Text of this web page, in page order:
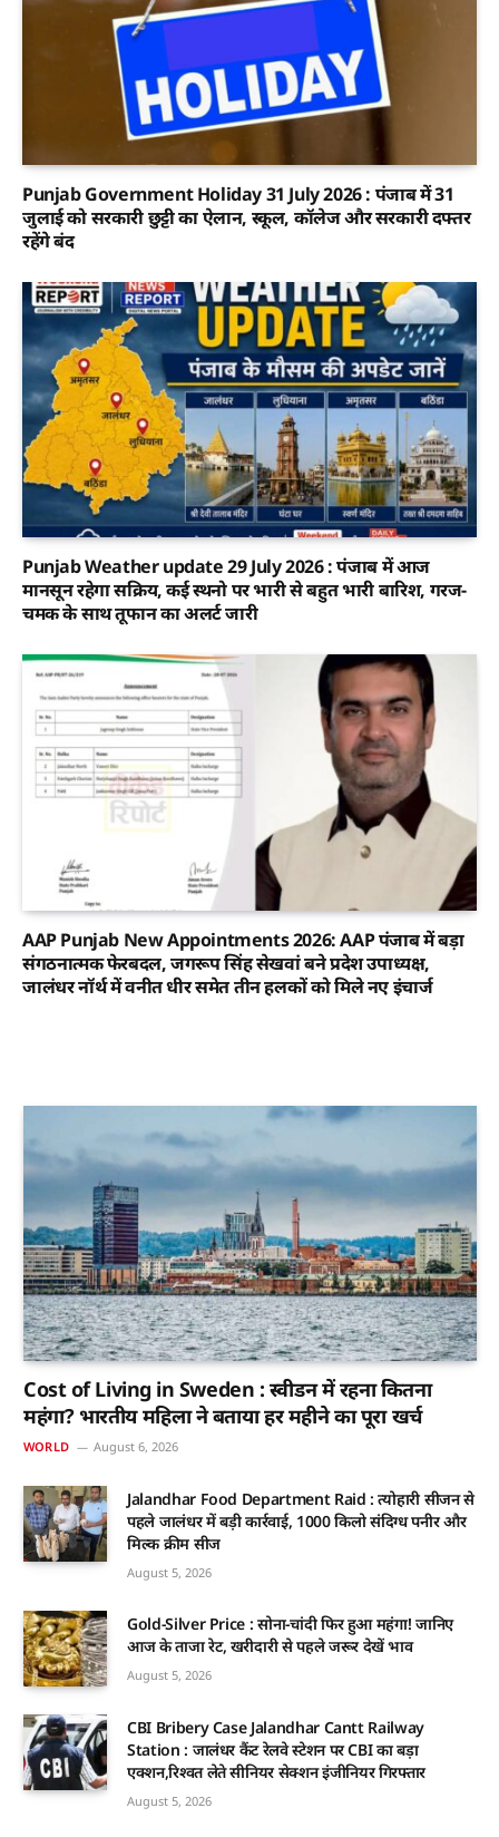
Punjab Government Holiday 31 July 2026 : पंजाब में 31
जुलाई को सरकारी छुट्टी का ऐलान, स्कूल, कॉलेज और सरकारी दफ्तर
रहेंगे बंद
Punjab Weather update 29 July 2026 : पंजाब में आज
मानसून रहेगा सक्रिय, कई स्थनो पर भारी से बहुत भारी बारिश, गरज-
चमक के साथ तूफान का अलर्ट जारी
AAP Punjab New Appointments 2026: AAP पंजाब में बड़ा
संगठनात्मक फेरबदल, जगरूप सिंह सेखवां बने प्रदेश उपाध्यक्ष,
जालंधर नॉर्थ में वनीत धीर समेत तीन हलकों को मिले नए इंचार्ज
Cost of Living in Sweden : स्वीडन में रहना कितना
महंगा? भारतीय महिला ने बताया हर महीने का पूरा खर्च
WORLD August 6, 2026
Jalandhar Food Department Raid : त्योहारी सीजन से
पहले जालंधर में बड़ी कार्रवाई, 1000 किलो संदिग्ध पनीर और
मिल्क क्रीम सीज
August 5, 2026
Gold-Silver Price : सोना-चांदी फिर हुआ महंगा! जानिए
आज के ताजा रेट, खरीदारी से पहले जरूर देखें भाव
August 5, 2026
CBI Bribery Case Jalandhar Cantt Railway
Station : जालंधर कैंट रेलवे स्टेशन पर CBI का बड़ा
एक्शन,रिश्वत लेते सीनियर सेक्शन इंजीनियर गिरफ्तार
August 5, 2026